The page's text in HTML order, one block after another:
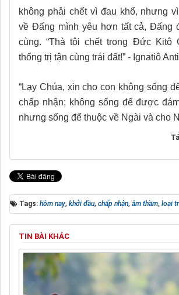
không phải chết vì đau khổ, nhưng
về Đấng mình yêu hơn tất cả, Đấng
cùng. “Thà tôi chết trong Đức Kitô
thống trị tận cùng trái đất!” - Ignatiô
“Lạy Chúa, xin cho con không sống
chấp nhận; không sống để được
nhưng sống để thuộc về Ngài và cho
Tags: hôm nay, khởi đầu, chấp nhận, âm thầm, loại
TIN BÀI KHÁC